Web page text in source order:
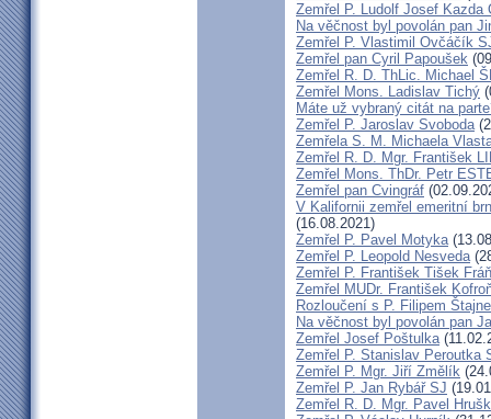
Zemřel P. Ludolf Josef Kazda
Na věčnost byl povolán pan
Zemřel P. Vlastimil Ovčáčík
Zemřel pan Cyril Papoušek
Zemřel R. D. ThLic. Michael
Zemřel Mons. Ladislav Tichý
Máte už vybraný citát na
Zemřel P. Jaroslav Svoboda
Zemřela S. M. Michaela
Zemřel R. D. Mgr. František
Zemřel Mons. ThDr. Petr
Zemřel pan Cvingráf
V Kalifornii zemřel emeritní
(16.08.2021)
Zemřel P. Pavel Motyka
Zemřel P. Leopold Nesveda
Zemřel P. František Tišek
Zemřel MUDr. František
Rozloučení s P. Filipem
Na věčnost byl povolán pan
Zemřel Josef Poštulka
Zemřel P. Stanislav Peroutka
Zemřel P. Mgr. Jiří Změlík
Zemřel P. Jan Rybář SJ
Zemřel R. D. Mgr. Pavel